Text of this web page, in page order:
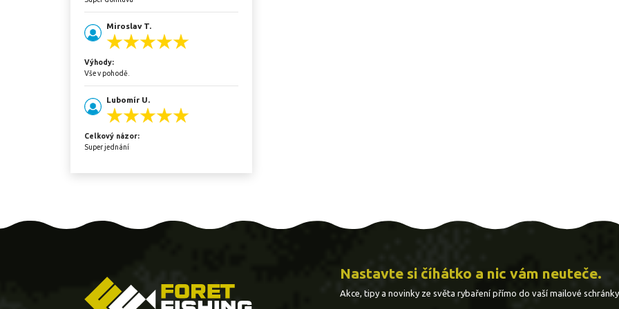
Miroslav T.
Výhody:
Vše v pohodě.
Lubomír U.
Celkový názor:
Super jednání
Nastavte si číhátko a nic vám neuteče.
Akce, tipy a novinky ze světa rybaření přímo do vaší mailové